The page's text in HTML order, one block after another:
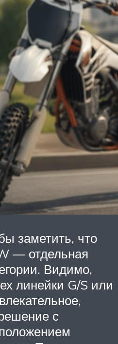
заметить, что
— отдельная
Видимо,
линейки G/S или
с